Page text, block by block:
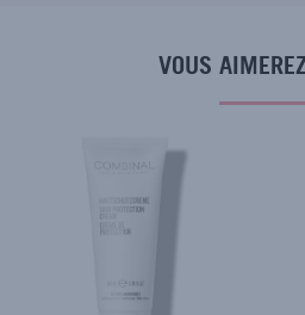
VOUS